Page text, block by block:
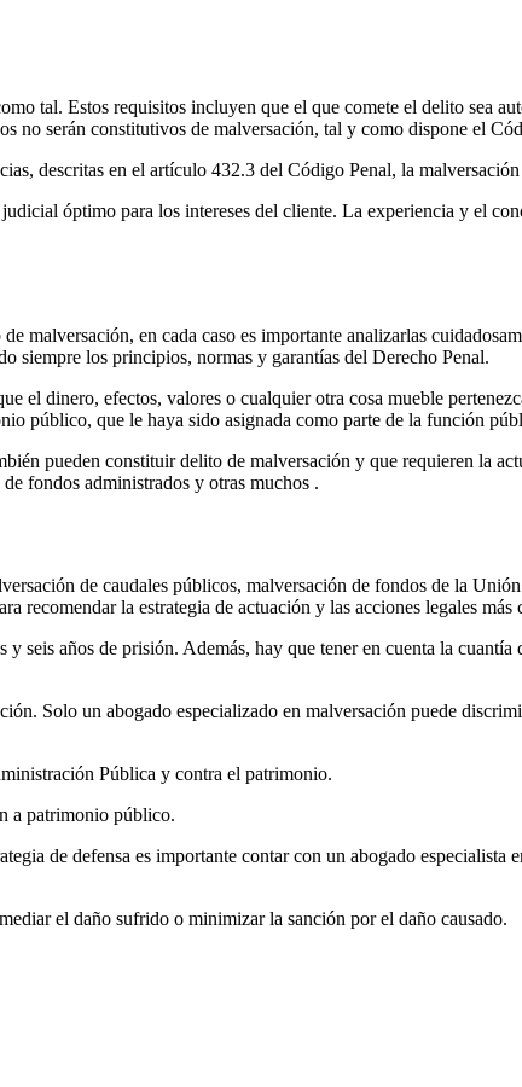
tal. Estos requisitos incluyen que el que comete el delito sea
no serán constitutivos de malversación, tal y como dispone el
descritas en el artículo 432.3 del Código Penal, la
óptimo para los intereses del cliente. La experiencia y el
malversación, en cada caso es importante analizarlas
siempre los principios, normas y garantías del Derecho Penal.
el dinero, efectos, valores o cualquier otra cosa mueble
público, que le haya sido asignada como parte de la función
pueden constituir delito de malversación y que requieren la
fondos administrados y otras muchos .
de caudales públicos, malversación de fondos de la
recomendar la estrategia de actuación y las acciones legales más
seis años de prisión. Además, hay que tener en cuenta la
Solo un abogado especializado en malversación puede
Pública y contra el patrimonio.
a patrimonio público.
de defensa es importante contar con un abogado especialista
el daño sufrido o minimizar la sanción por el daño causado.